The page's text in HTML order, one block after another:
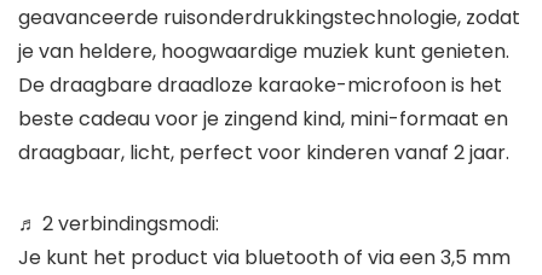
geavanceerde ruisonderdrukkingstechnologie, zodat
je van heldere, hoogwaardige muziek kunt genieten.
De draagbare draadloze karaoke-microfoon is het
beste cadeau voor je zingend kind, mini-formaat en
draagbaar, licht, perfect voor kinderen vanaf 2 jaar.
♬ 2 verbindingsmodi:
Je kunt het product via bluetooth of via een 3,5 mm